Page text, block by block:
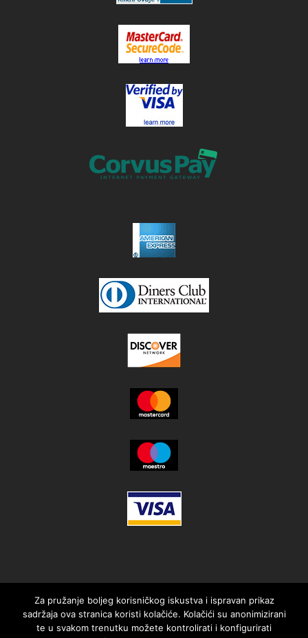
Za pružanje boljeg korisničkog iskustva i ispravan prikaz
sadržaja ova stranica koristi kolačiće. Kolačići su anonimizirani
te u svakom trenutku možete kontrolirati i konfigurirati